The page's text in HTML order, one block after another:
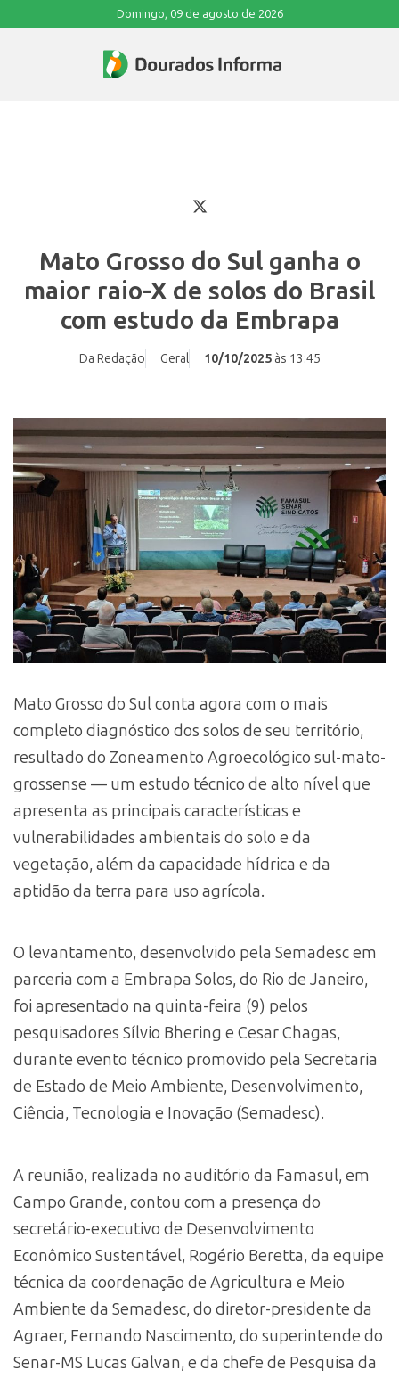
Domingo, 09 de agosto de 2026
Mato Grosso do Sul ganha o
maior raio-X de solos do Brasil
com estudo da Embrapa
Da Redação Geral 10/10/2025às 13:45
Mato Grosso do Sul conta agora com o mais
completo diagnóstico dos solos de seu território,
resultado do Zoneamento Agroecológico sul-mato-
grossense — um estudo técnico de alto nível que
apresenta as principais características e
vulnerabilidades ambientais do solo e da
vegetação, além da capacidade hídrica e da
aptidão da terra para uso agrícola.
O levantamento, desenvolvido pela Semadesc em
parceria com a Embrapa Solos, do Rio de Janeiro,
foi apresentado na quinta-feira (9) pelos
pesquisadores Sílvio Bhering e Cesar Chagas,
durante evento técnico promovido pela Secretaria
de Estado de Meio Ambiente, Desenvolvimento,
Ciência, Tecnologia e Inovação (Semadesc).
A reunião, realizada no auditório da Famasul, em
Campo Grande, contou com a presença do
secretário-executivo de Desenvolvimento
Econômico Sustentável, Rogério Beretta, da equipe
técnica da coordenação de Agricultura e Meio
Ambiente da Semadesc, do diretor-presidente da
Agraer, Fernando Nascimento, do superintende do
Senar-MS Lucas Galvan, e da chefe de Pesquisa da